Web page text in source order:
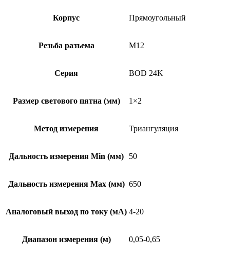
Корпус Прямоугольный
Резьба разъема M12
Серия BOD 24K
Размер светового пятна (мм) 1×2
Метод измерения Триангуляция
Дальность измерения Min (мм) 50
Дальность измерения Max (мм) 650
Аналоговый выход по току (мА) 4-20
Диапазон измерения (м) 0,05-0,65